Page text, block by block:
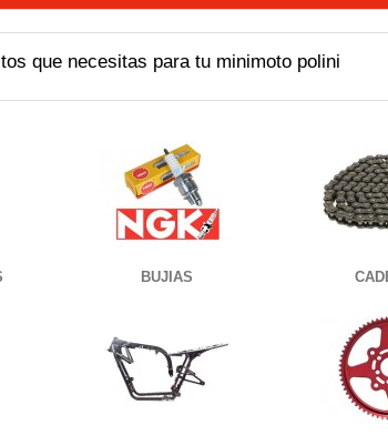
que necesitas para tu minimoto polini
BUJIAS